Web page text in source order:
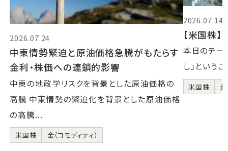
2026.07.24
中東情勢緊迫と原油価格急騰がもたらす
金利・株価への連鎖的影響
中東の地政学リスクを背景とした原油価格の
高騰 中東情勢の緊迫化を背景とした原油価格
の高騰...
米国株 金（コモディティ）
2026.07.14
【米国株
本日のテー
し」という
米国株